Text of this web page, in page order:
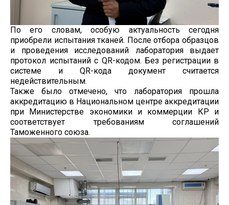
По его словам, особую актуальность сегодня
приобрели испытания тканей. После отбора образцов
и проведения исследований лаборатория выдает
протокол испытаний с QR-кодом. Без регистрации в
системе и QR-кода документ считается
недействительным.
Также было отмечено, что лаборатория прошла
аккредитацию в Национальном центре аккредитации
при Министерстве экономики и коммерции КР и
соответствует требованиям соглашений
Таможенного союза.